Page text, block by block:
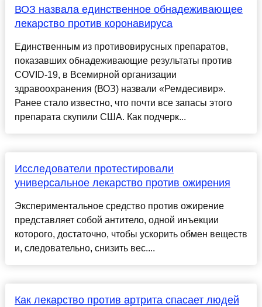
ВОЗ назвала единственное обнадеживающее
лекарство против коронавируса
Единственным из противовирусных препаратов,
показавших обнадеживающие результаты против
COVID-19, в Всемирной организации
здравоохранения (ВОЗ) назвали «Ремдесивир».
Ранее стало известно, что почти все запасы этого
препарата скупили США. Как подчерк...
Исследователи протестировали
универсальное лекарство против ожирения
Экспериментальное средство против ожирение
представляет собой антитело, одной инъекции
которого, достаточно, чтобы ускорить обмен веществ
и, следовательно, снизить вес....
Как лекарство против артрита спасает людей